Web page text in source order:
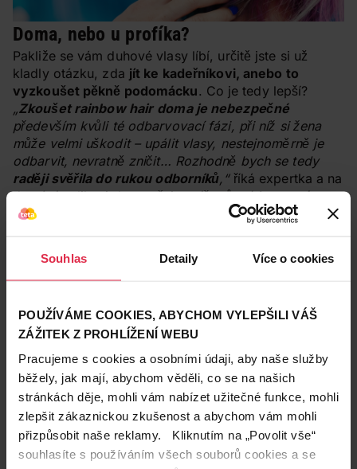
Souhlas Detaily Více o cookies
POUŽÍVÁME COOKIES, ABYCHOM VYLEPŠILI VÁŠ
ZÁŽITEK Z PROHLÍŽENÍ WEBU
Pracujeme s cookies a osobními údaji, aby naše služby
běžely, jak mají, abychom věděli, co se na našich
stránkách děje, mohli vám nabízet užitečné funkce, mohli
zlepšit zákaznickou zkušenost a abychom vám mohli
přizpůsobit naše reklamy. Kliknutím na „Povolit vše“
souhlasíte s používáním všech souborů cookies a se
Doma, nebo u profíka?
Pakliže se vám duhové vlasy líbí, určitě jste si už
kladly otázku, zda jít ke kadeřníkovi, anebo to
vyzkoušet pěkně podomácku. Co je tedy lepší?
„Zkoušet rainbow hair doma je nebezpečné
především kvůli té odbarvovací fázi, při níž si žena
může velmi uškodit – upálit vlasy, nestejnoměrně je
odbarvit, nevratně zničit… Rozhodně bych se tedy
raději svěřila do rukou odborníků,“ říká expertka a na
domácí aplikaci doporučuje spíše různébarevné
šampony
y nebo například
ne tak dlouhodobé.
Tip redakce: